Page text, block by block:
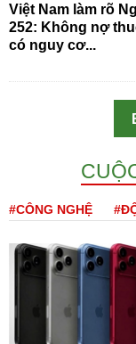
Việt Nam làm rõ
252: Không nợ
có nguy cơ...
#CÔNG NGHỆ